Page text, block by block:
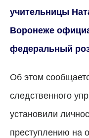
учительницы
Воронеже
федеральный
Об этом
следственного
установили
преступлению на